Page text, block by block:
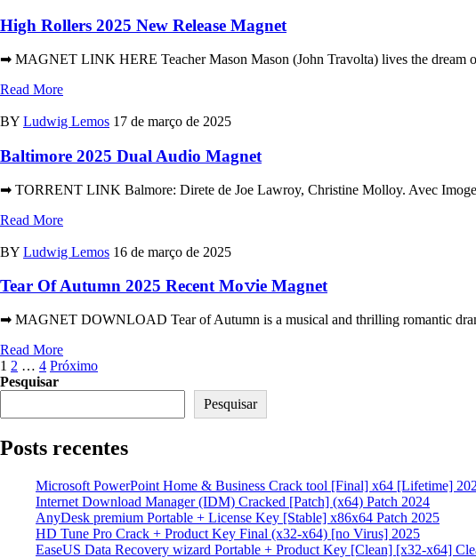
High Rollers 2025 New Release Magnet
➡ MAGNET LINK HERE Teacher Mason Mason (John Travolta) lives the
Read More
BY Ludwig Lemos 17 de março de 2025
Baltimore 2025 Dual Audio Magnet
➡ TORRENT LINK Balmore: Direte de Joe Lawroy, Christine Molloy. Avec
Read More
BY Ludwig Lemos 16 de março de 2025
Tear Of Autumn 2025 Recent Mo𝚟ie Magnet
➡ MAGNET DOWNLOAD Tear of Autumn is a musical and thrilling romantic
Read More
Paginação
de
posts
1 2 … 4 Próximo
Pesquisar
Pesquisar
Posts recentes
Microsoft PowerPoint Home & Business Crack tool [Final] x64 [Lifetime]
Internet Download Manager (IDM) Cracked [Patch] (x64) Patch 2024
AnyDesk premium Portable + License Key [Stable] x86x64 Patch 2025
HD Tune Pro Crack + Product Key Final (x32-x64) [no Virus] 2025
EaseUS Data Recovery wizard Portable + Product Key [Clean] [x32-x64]